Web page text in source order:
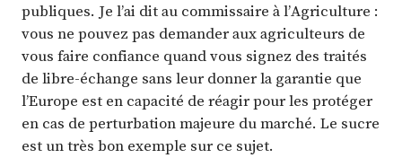
publiques. Je l’ai dit au commissaire à l’Agriculture :
vous ne pouvez pas demander aux agriculteurs de
vous faire confiance quand vous signez des traités
de libre-échange sans leur donner la garantie que
l’Europe est en capacité de réagir pour les protéger
en cas de perturbation majeure du marché. Le sucre
est un très bon exemple sur ce sujet.